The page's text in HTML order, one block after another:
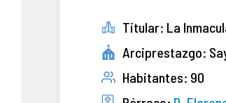
Titular: La
Arciprestazgo:
Habitantes: 90